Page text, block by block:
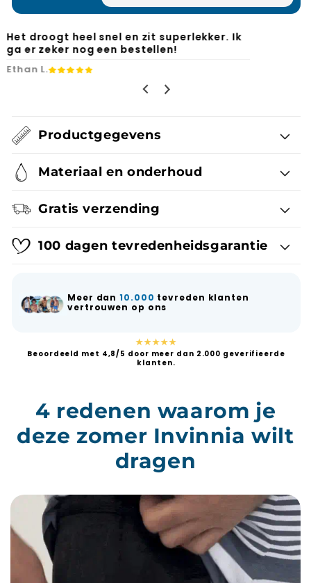
Eindelijk een zwemshort met handige
zakken en zonder dat vervelende gaas.
Ryan F.
Productgegevens
Materiaal en onderhoud
Gratis verzending
100 dagen tevredenheidsgarantie
Meer dan10.000 tevreden klanten
vertrouwen op ons
★★★★★
Beoordeeld met 4,8/5 door meer dan 2.000 geverifieerde
klanten.
4 redenen waarom je
deze zomer Invinnia wilt
dragen